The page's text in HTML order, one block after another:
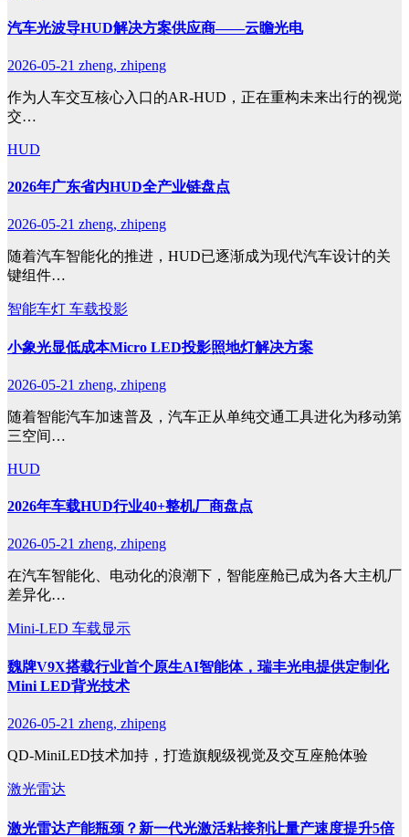
汽车光波导HUD解决方案供应商——云瞻光电
2026-05-21 zheng, zhipeng
作为人车交互核心入口的AR-HUD，正在重构未来出行的视觉
交…
HUD
2026年广东省内HUD全产业链盘点
2026-05-21 zheng, zhipeng
随着汽车智能化的推进，HUD已逐渐成为现代汽车设计的关
键组件…
智能车灯 车载投影
小象光显低成本Micro LED投影照地灯解决方案
2026-05-21 zheng, zhipeng
随着智能汽车加速普及，汽车正从单纯交通工具进化为移动第
三空间…
HUD
2026年车载HUD行业40+整机厂商盘点
2026-05-21 zheng, zhipeng
在汽车智能化、电动化的浪潮下，智能座舱已成为各大主机厂
差异化…
Mini-LED 车载显示
魏牌V9X搭载行业首个原生AI智能体，瑞丰光电提供定制化
Mini LED背光技术
2026-05-21 zheng, zhipeng
QD-MiniLED技术加持，打造旗舰级视觉及交互座舱体验
激光雷达
激光雷达产能瓶颈？新一代光激活粘接剂让量产速度提升5倍